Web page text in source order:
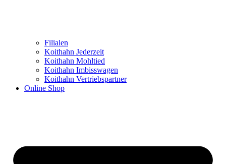
Filialen
Koithahn Jederzeit
Koithahn Mohltied
Koithahn Imbisswagen
Koithahn Vertriebspartner
Online Shop